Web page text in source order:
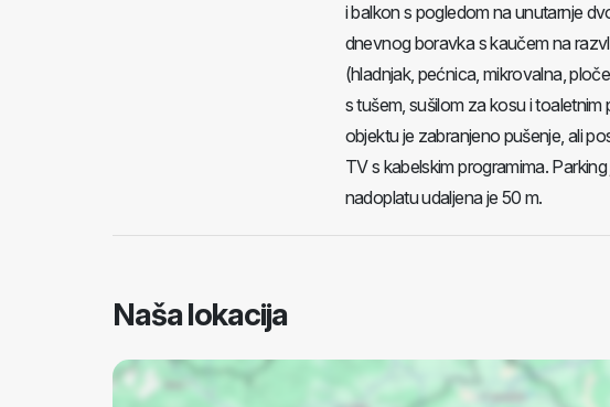
i balkon s pogledom na unutarnje
dnevnog boravka s kaučem na
(hladnjak, pećnica, mikrovalna,
s tušem, sušilom za kosu i
objektu je zabranjeno pušenje, ali
TV s kabelskim programima.
nadoplatu udaljena je 50 m.
Naša lokacija